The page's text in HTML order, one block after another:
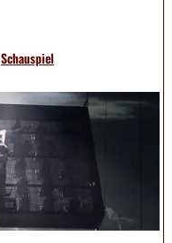
Schauspiel